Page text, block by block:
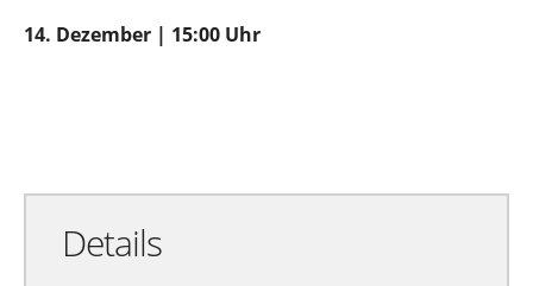
14. Dezember | 15:00 Uhr
Details